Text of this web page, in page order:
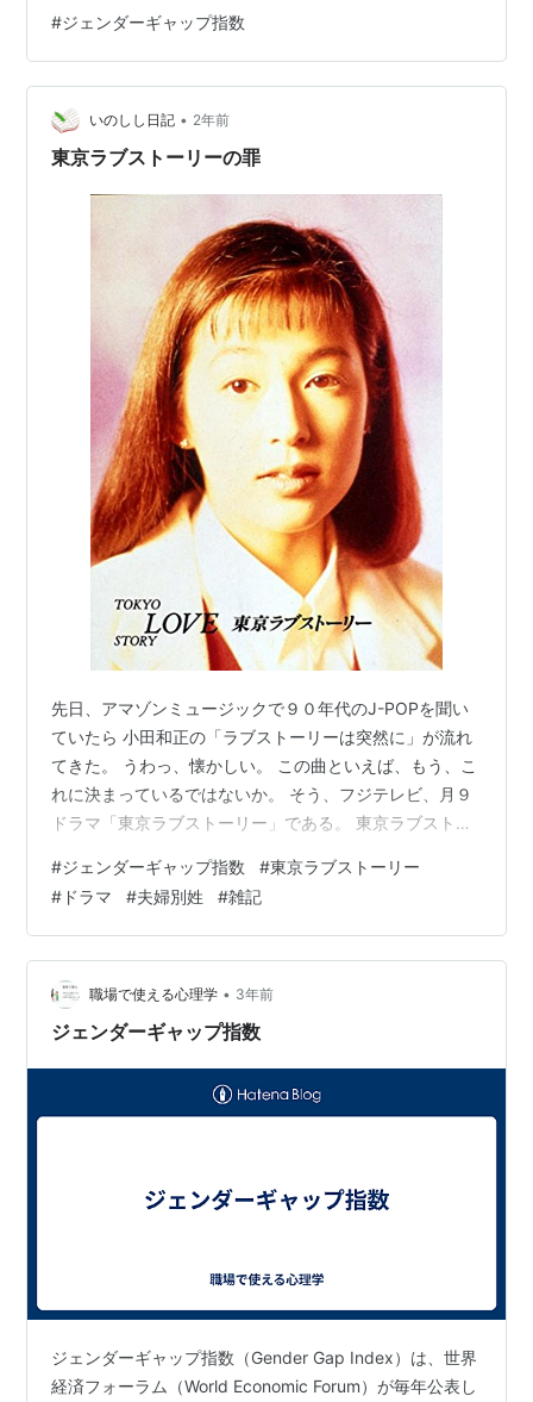
行動を取った日を当事者のインタビューを中心にセンス
の良いアニメーションも交えて描くドキュメンタリー。
決して男性嫌悪ではない、ただ平等であって欲しいとい
う主張。 気になったので(映画の中では語られない)ので
アイスランドの主流宗教を検索してみると福音ルーテル
#ジェンダーギャップ指数
いのしし日記 • 2年前
東京ラブストーリーの罪
先日、アマゾンミュージックで９０年代のJ-POPを聞い
ていたら 小田和正の「ラブストーリーは突然に」が流れ
てきた。 うわっ、懐かしい。 この曲といえば、もう、こ
れに決まっているではないか。 そう、フジテレビ、月９
ドラマ「東京ラブストーリー」である。 東京ラブストー
ラマにドストライクのドはまり世代。 なので、曲を聞き
ながら、ドラマを反芻していて ふと思ってしまった。 は
っきり言ってしまえば、このドラマ。 仕事も恋も自立し
た女を男は受け入れがたく 仕事も恋も自立できない女を
男は受け入れるという内容だった。 そんなことに今頃気
づ…
#ジェンダーギャップ指数 #東京ラブストーリー
# ドラマ #夫婦別姓 #雑記
職場で使える心理学 • 3年前
ジェンダーギャップ指数
ジェンダーギャップ指数（Gender Gap Index）は、世界
経済フォーラム（World Economic Forum）が毎年公表し